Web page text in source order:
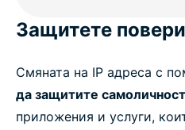
Защитете
Смяната на IP адреса с
да защитите
приложения и услуги,